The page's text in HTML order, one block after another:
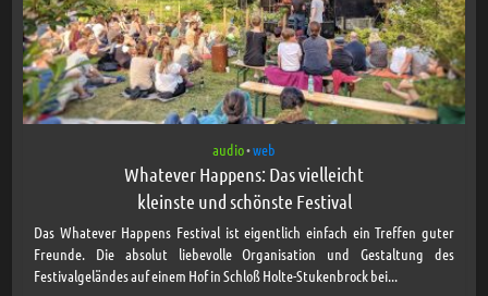
audio•web
Whatever Happens: Das vielleicht
kleinste und schönste Festival
Das Whatever Happens Festival ist eigentlich einfach ein Treffen guter
Freunde. Die absolut liebevolle Organisation und Gestaltung des
Festivalgeländes auf einem Hof in Schloß Holte-Stukenbrock bei...